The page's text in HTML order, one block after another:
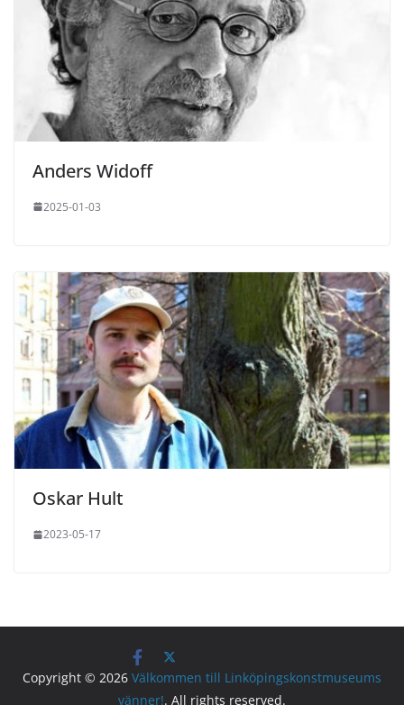
Anders Widoff
2025-01-03
Oskar Hult
2023-05-17
Copyright © 2026 Välkommen till Linköpingskonstmuseums
vänner!. All rights reserved.